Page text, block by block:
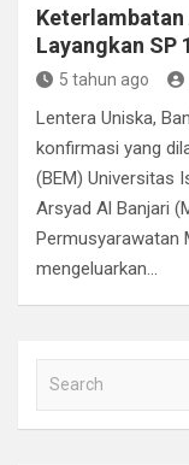
Keterlambatan
Layangkan SP 1
5 tahun ago
Lentera Uniska,
konfirmasi yang
(BEM) Universitas
Arsyad Al Banjari
Permusyarawatan
mengeluarkan…
a